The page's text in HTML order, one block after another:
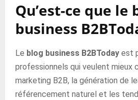
Qu’est-ce que le
business
Le blog business B2BToday est
professionnels qui veulent mieux
marketing B2B, la génération de
référencement naturel et les